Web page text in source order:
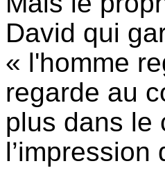
David qui
« l'homme
regarde au
plus dans le
l’impression